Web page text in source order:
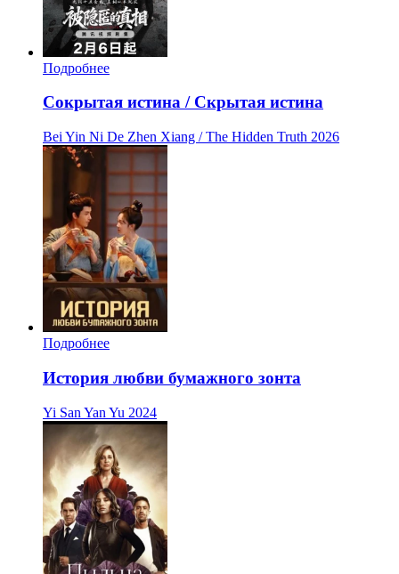
Подробнее
Сокрытая истина / Скрытая истина
Bei Yin Ni De Zhen Xiang / The Hidden Truth 2026
Подробнее
История любви бумажного зонта
Yi San Yan Yu 2024